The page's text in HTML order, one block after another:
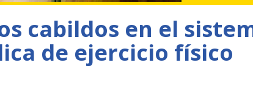
cabildos en el
de ejercicio físico